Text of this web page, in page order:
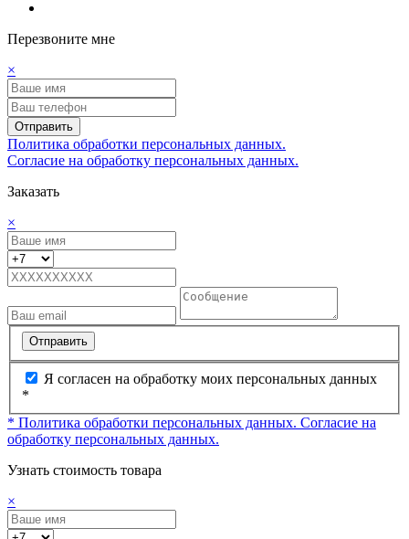
Перезвоните мне
×
Отправить
Политика обработки персональных данных.
Согласие на обработку персональных данных.
Заказать
×
Отправить
Я согласен на обработку моих персональных данных
*
* Политика обработки персональных данных. Согласие на
обработку персональных данных.
Узнать стоимость товара
×